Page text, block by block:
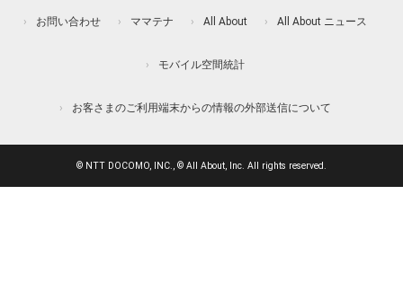
お問い合わせ ママテナ All About All About ニュース
モバイル空間統計
お客さまのご利用端末からの情報の外部送信について
© NTT DOCOMO, INC., © All About, Inc. All rights reserved.